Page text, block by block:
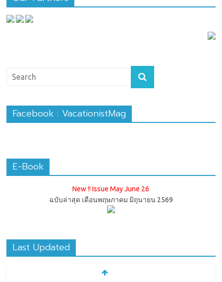
Facebook : VacationistMag
E-Book
New !! Issue May June 26
ฉบับล่าสุด เดือนพฤษภาคม มิถุนายน 2569
Last Updated